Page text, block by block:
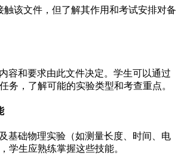
触该文件，但了解其作用和考试安排对备
容和要求由此文件决定。学生可以通过
务，了解可能的实验类型和考查重点。
基础物理实验（如测量长度、时间、电
学生应熟练掌握这些技能。